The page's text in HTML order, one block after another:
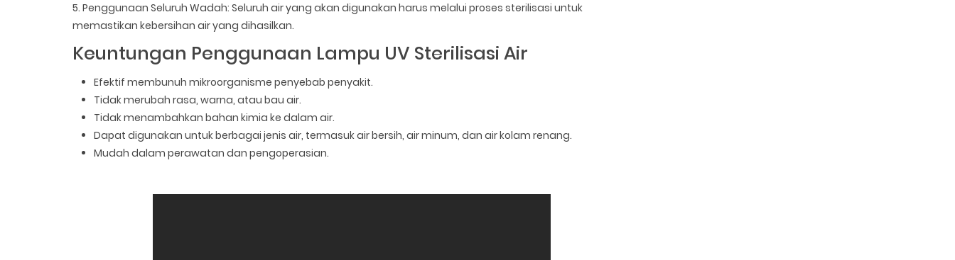
5. Penggunaan Seluruh Wadah: Seluruh air yang akan digunakan harus melalui proses sterilisasi untuk
memastikan kebersihan air yang dihasilkan.
Keuntungan Penggunaan Lampu UV Sterilisasi Air
Efektif membunuh mikroorganisme penyebab penyakit.
Tidak merubah rasa, warna, atau bau air.
Tidak menambahkan bahan kimia ke dalam air.
Dapat digunakan untuk berbagai jenis air, termasuk air bersih, air minum, dan air kolam renang.
Mudah dalam perawatan dan pengoperasian.